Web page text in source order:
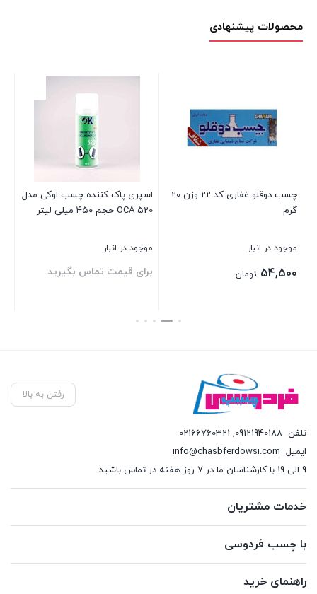
محصولات پیشنهادی
چسب دوقلو غفاری کد 22 وزن 20
گرم
موجود در انبار
54,500 تومان
اسپری پاک کننده چسب اوکی مدل
OCA 520 حجم ۴۵۰ میلی لیتر
موجود در انبار
برای قیمت تماس بگیرید
بستن
رفتن به بالا
تلفن 09121940188
,
02166760321
ایمیل info@chasbferdowsi.com
9 الی 19 با کارشناسان ما در 7 روز هفته در تماس باشید.
خدمات مشتریان
با چسب فردوسی
راهنمای خرید